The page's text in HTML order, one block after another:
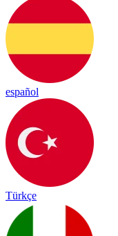
español
Türkçe